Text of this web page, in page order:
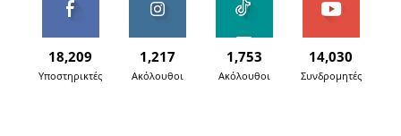
18,209
Υποστηρικτές
1,217
Ακόλουθοι
1,753
Ακόλουθοι
14,030
Συνδρομητές